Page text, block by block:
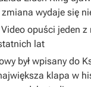
wydaje się
opuści jeden
lat
był wpisany do
klapa w